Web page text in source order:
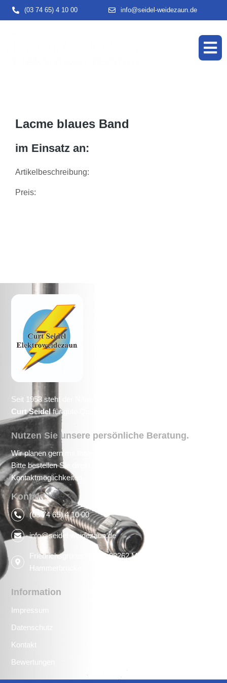
(03 74 65) 4 10 00 info@seidel-weidezaun.de
Lacme blaues Band
im Einsatz an:
Artikelbeschreibung:
Preis:
Seit 1953 steht der Name
Curt Seidelfür gute Qualität.
Nutzen Sie unsere persönliche Beratung.
Wir planen gern mit Ihnen gemeinsam Ihre Projekte.
Bitte bestellen Sie direkt bei uns unter den angegebenen
Kontaktmöglichkeiten.
Kontakt
(03 74 65) 4 10 00
info@seidel-weidezaun.de
Friedrichsgrüner Str. 93 08262 Muldenhammer OT
Hammerbrücke
Information
Impressum
Datenschutz
Kontakt
Bewertungen